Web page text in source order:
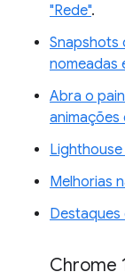
"Rede".
Snapshots
nomeadas
Abra o
animações
Lighthouse
Melhorias
Destaques
Chrome